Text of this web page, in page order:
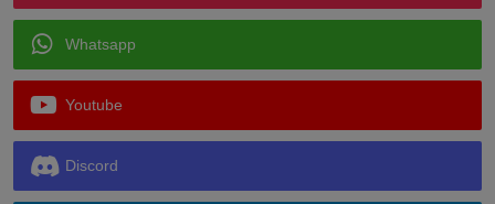
Whatsapp
Youtube
Discord